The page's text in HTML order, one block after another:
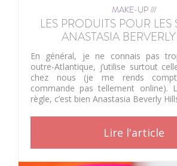
MAKE-UP ///
LES PRODUITS POUR LES
ANASTASIA
En général, je ne connais pas
outre-Atlantique, j’utilise surtout
chez nous (je me rends
commande pas tellement online).
règle, c’est bien Anastasia Beverly
Lire l'article